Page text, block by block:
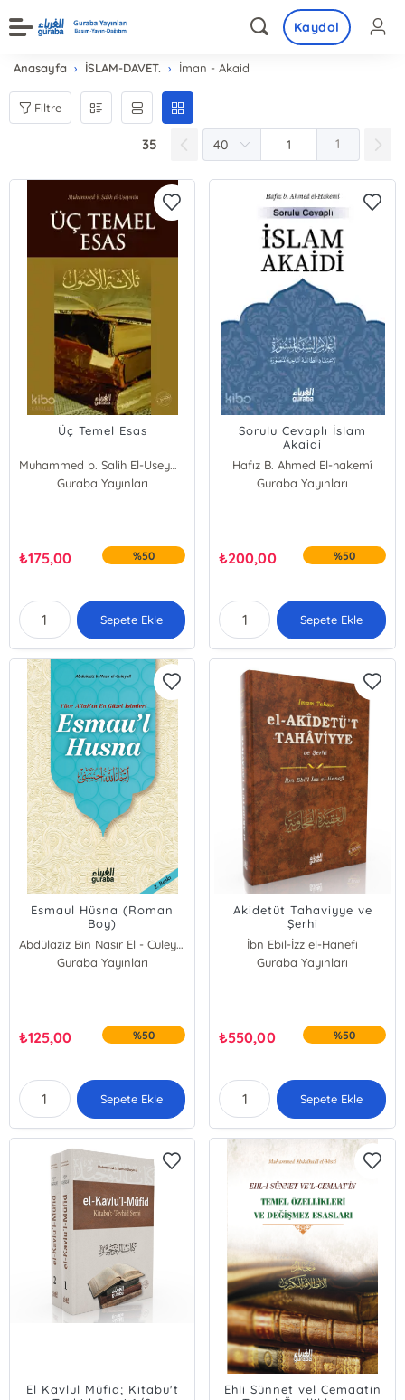
Kaydol
Anasayfa İSLAM-DAVET. İman - Akaid
Filtre
35 1
Üç Temel Esas
Muhammed b. Salih El-Useymîn
Guraba Yayınları
₺175,00 %50
Sepete Ekle
Sorulu Cevaplı İslam
Akaidi
Hafız B. Ahmed El-hakemî
Guraba Yayınları
₺200,00 %50
Sepete Ekle
Esmaul Hüsna (Roman
Boy)
Abdülaziz Bin Nasır El - Culeyyil
Guraba Yayınları
₺125,00 %50
Sepete Ekle
Akidetüt Tahaviyye ve
Şerhi
İbn Ebil-İzz el-Hanefi
Guraba Yayınları
₺550,00 %50
Sepete Ekle
El Kavlul Müfid; Kitabu't
Ehli Sünnet vel Cemaatin